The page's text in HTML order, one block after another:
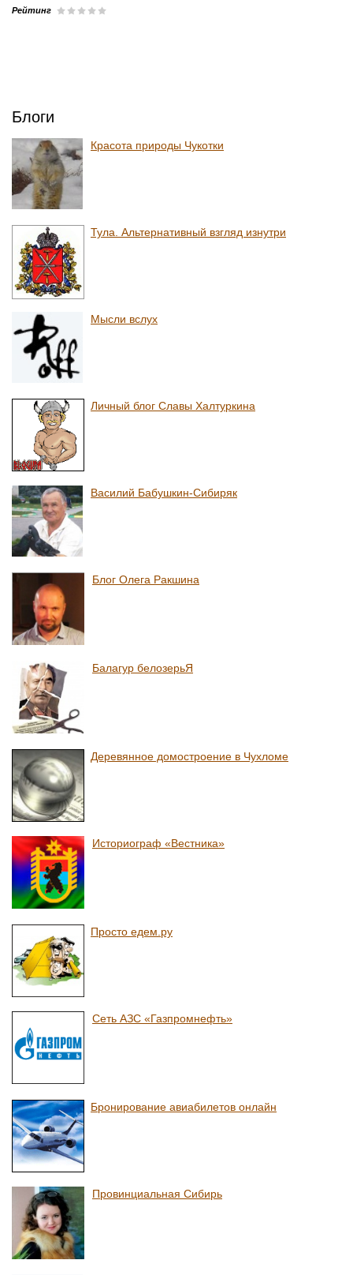
Рейтинг
Блоги
Красота природы Чукотки
Тула. Альтернативный взгляд изнутри
Мысли вслух
Личный блог Славы Халтуркина
Василий Бабушкин-Сибиряк
Блог Олега Ракшина
Балагур белозерьЯ
Деревянное домостроение в Чухломе
Историограф «Вестника»
Просто едем.ру
Сеть АЗС «Газпромнефть»
Бронирование авиабилетов онлайн
Провинциальная Сибирь